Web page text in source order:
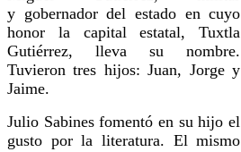
y gobernador del estado en cuyo
honor la capital estatal, Tuxtla
Gutiérrez, lleva su nombre.
Tuvieron tres hijos: Juan, Jorge y
Jaime.
Julio Sabines fomentó en su hijo el
gusto por la literatura. El mismo